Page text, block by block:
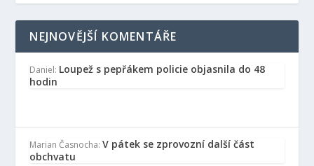
NEJNOVĚJŠÍ KOMENTÁŘE
Daniel: Loupež s pepřákem policie objasnila do 48
hodin
Marian Časnocha:V pátek se zprovozní další část
obchvatu